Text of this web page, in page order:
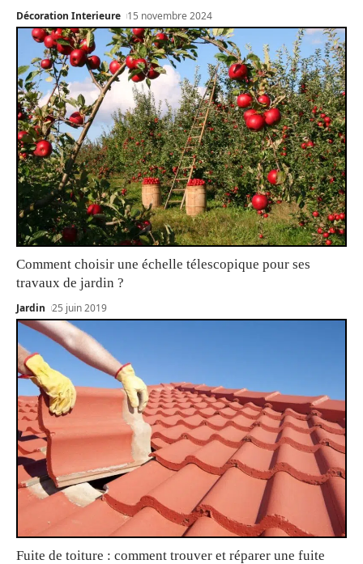
Décoration Interieure 15 novembre 2024
Comment choisir une échelle télescopique pour ses
travaux de jardin ?
Jardin 25 juin 2019
Fuite de toiture : comment trouver et réparer une fuite